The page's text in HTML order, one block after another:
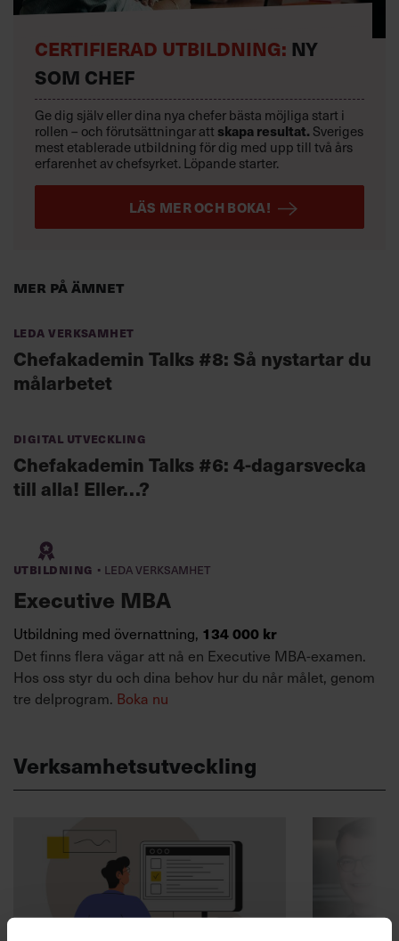
Mer på ämnet
Leda verksamhet
Chefakademin Talks #8: Så nystartar du
målarbetet
Digital utveckling
Chefakademin Talks #6: 4-dagarsvecka
till alla! Eller…?
Utbildning · Leda verksamhet
Executive MBA
Utbildning med övernattning, 134 000 kr
Det finns flera vägar att nå en Executive MBA-examen.
Hos oss styr du och dina behov hur du når målet, genom
tre delprogram. Boka nu
CERTIFIERAD UTBILDNING: NY
SOM CHEF
Ge dig själv eller dina nya chefer bästa möjliga start i
rollen – och förutsättningar att skapa resultat. Sveriges
mest etablerade utbildning för dig med upp till två års
erfarenhet av chefsyrket. Löpande starter.
LÄS MER OCH BOKA!
Verksamhetsutveckling